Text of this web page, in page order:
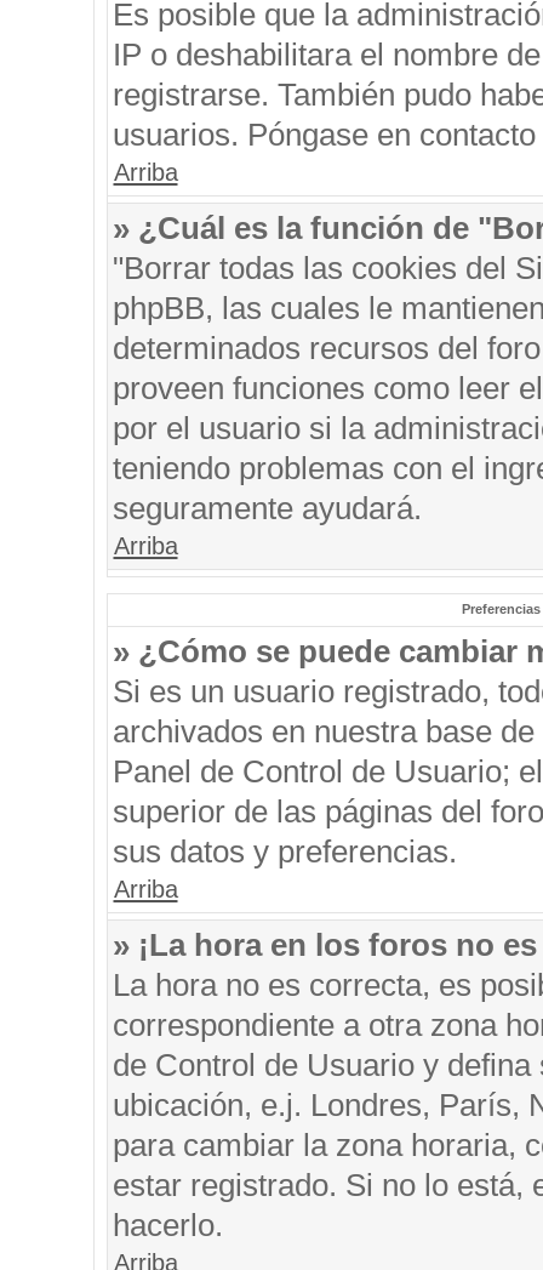
Es posible que la
IP o deshabilitara el nombre
registrarse. También pudo
usuarios. Póngase en
Arriba
» ¿Cuál es la función de
"Borrar todas las cookies del
phpBB, las cuales le
determinados recursos del
proveen funciones como leer
por el usuario si la
teniendo problemas con el
seguramente ayudará.
Arriba
» ¿Cómo se puede cambiar
Si es un usuario registrado,
archivados en nuestra base
Panel de Control de Usuario;
superior de las páginas del
sus datos y preferencias.
Arriba
» ¡La hora en los foros no
La hora no es correcta, es
correspondiente a otra zona
de Control de Usuario y
ubicación, e.j. Londres, París,
para cambiar la zona horaria,
estar registrado. Si no lo está,
hacerlo.
Arriba